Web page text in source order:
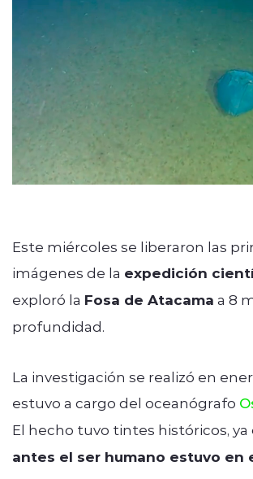
Este miércoles se liberaron las
imágenes de la expedición
exploró la Fosa de Atacama a 8
profundidad.
La investigación se realizó en
estuvo a cargo del oceanógrafo
El hecho tuvo tintes históricos, ya
antes el ser humano estuvo en